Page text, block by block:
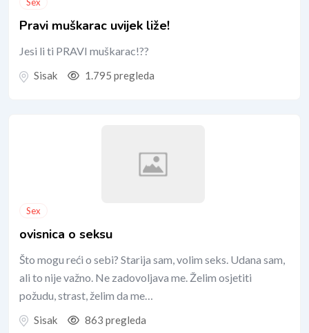
Pravi muškarac uvijek liže!
Jesi li ti PRAVI muškarac!??
Sisak 1.795 pregleda
Sex
ovisnica o seksu
Što mogu reći o sebi? Starija sam, volim seks. Udana sam,
ali to nije važno. Ne zadovoljava me. Želim osjetiti
požudu, strast, želim da me…
Sisak 863 pregleda